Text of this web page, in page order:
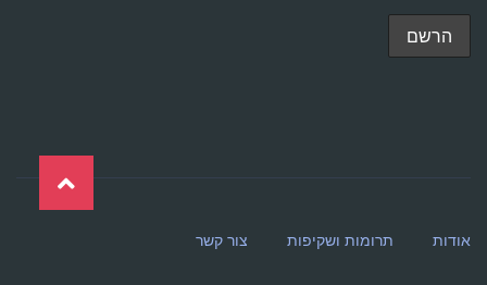
אודות תרומות ושקיפות צור קשר